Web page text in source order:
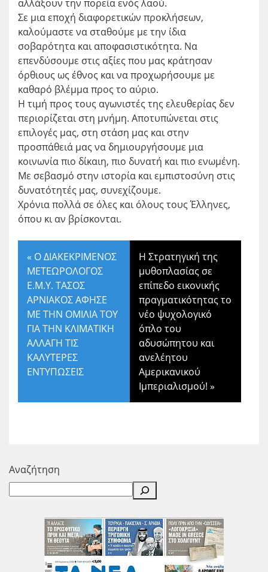
αλλάξουν την πορεία ενός λαού.
Σε μια εποχή διαφορετικών προκλήσεων,
καλούμαστε να σταθούμε με την ίδια
σοβαρότητα και αποφασιστικότητα. Να
επενδύσουμε στις αξίες που μας κράτησαν
όρθιους ως έθνος και να προχωρήσουμε με
καθαρό βλέμμα προς το αύριο.
Η τιμή προς τους αγωνιστές της ελευθερίας δεν
περιορίζεται στη μνήμη. Αποτυπώνεται στις
επιλογές μας, στη στάση μας και στην
προσπάθειά μας να δημιουργήσουμε μια
κοινωνία πιο δίκαιη, πιο δυνατή και πιο ενωμένη.
Με σεβασμό στην ιστορία και εμπιστοσύνη στις
δυνατότητές μας, συνεχίζουμε.
Χρόνια πολλά σε όλες και όλους τους Έλληνες,
όπου κι αν βρίσκονται.
« Ο ΔΙΑΚΕΚΡΙΜΕΝΟΣ
ΜΕΤΕΩΡΟΛΟΓΟΣ
Ε.Μ.Υ. ΤΑΣΟΣ
ΑΡΝΙΑΚΟΣ ΑΦΗΣΕ
ΜΕ ΤΗΝ ΟΜΙΛΙΑ ΤΟΥ
ΓΙΑ ΤΗΝ ΚΛΙΜΑΤΙΚΗ
ΑΛΛΑΓΗ ΤΙΣ
ΚΑΛΥΤΕΡΕΣ
ΕΝΤΥΠΩΣΕΙΣ
Η Στρατηγική της
μυθοπλασίας σε
επίπεδο εικονικής
πραγματικότητας το
νέο ψυχολογικό
όπλο του
αδυσώπητου και
ανελέητου
Αμερικανικού
Ιμπεριαλισμού! »
Αναζήτηση